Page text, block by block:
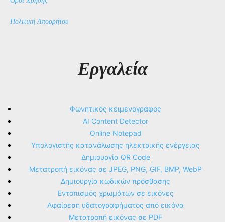
Πολιτική Απορρήτου
Εργαλεία
Φωνητικός κειμενογράφος
AI Content Detector
Online Notepad
Υπολογιστής κατανάλωσης ηλεκτρικής ενέργειας
Δημιουργία QR Code
Μετατροπή εικόνας σε JPEG, PNG, GIF, BMP, WebP
Δημιουργία κωδικών πρόσβασης
Εντοπισμός χρωμάτων σε εικόνες
Αφαίρεση υδατογραφήματος από εικόνα
Μετατροπή εικόνας σε PDF